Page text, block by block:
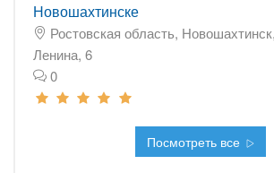
Новошахтинске
Ростовская область,
Ленина, 6
0
Посмотреть все